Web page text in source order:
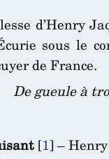
d’Henry
sous le
de France.
De gueule à
[1] –